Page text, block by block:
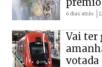
6 dias atrás
Vai ter
votada